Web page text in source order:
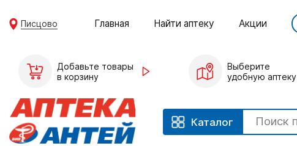
Писцово Главная Найти аптеку Акции
Добавьте товары
в корзину
Выберите
удобную аптеку
Каталог